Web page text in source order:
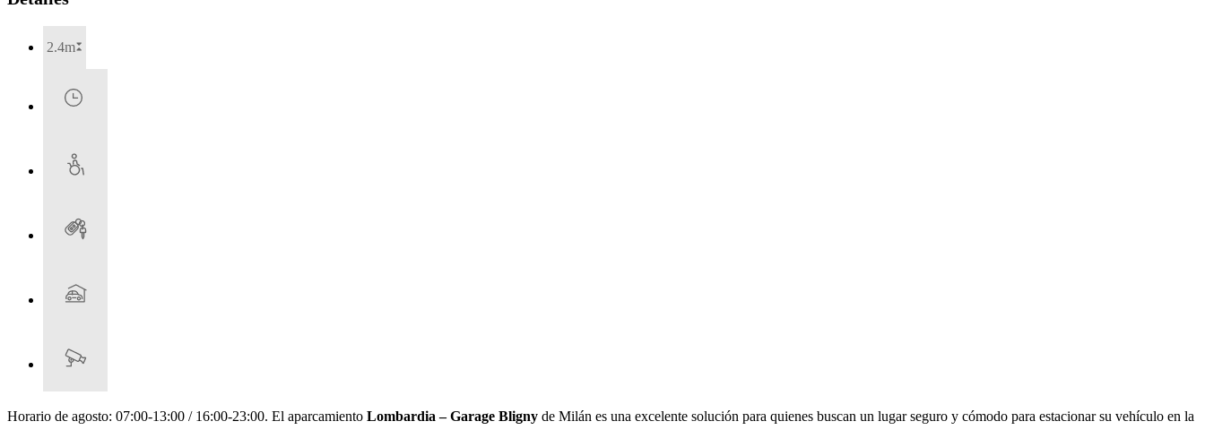
2.4m
Horario de agosto: 07:00-13:00 / 16:00-23:00. El aparcamiento Lombardia – Garage Bligny de Milán es una excelente solución para quienes buscan un lugar seguro y cómodo para estacionar su vehículo en la